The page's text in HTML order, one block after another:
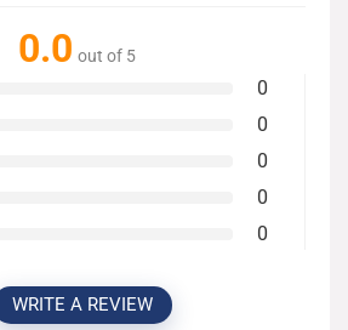
0.0 out of 5
0
0
0
0
0
WRITE A REVIEW